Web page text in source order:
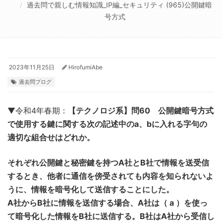
過去問で親しむ情報知識_IP編_セキュリティ (965)公開鍵暗
号方式
2023年11月25日 HirofumiAbe
過去問ブログ
▼令和4年春期：
【テクノロジ系】問60 公開鍵暗号方式
で使用する鍵に関する次の記述中のa、bに入れる字句の
適切な組合せはどれか。
それぞれ公開鍵と秘密鍵を持つA社とB社で情報を送受信
するとき、他者に通信を傍受されても内容を知られないよ
うに、情報を暗号化して送信することにした。
A社からB社に情報を送信する場合、A社は（ a ）を使っ
て暗号化した情報をB社に送信する。B社はA社から受信し